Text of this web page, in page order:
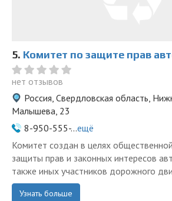
5. Комитет по защите прав
нет отзывов
Россия, Свердловская область,
Малышева, 23
8-950-555-...ещё
Комитет создан в целях
защиты прав и законных интересов
также иных участников дорожного
Узнать больше